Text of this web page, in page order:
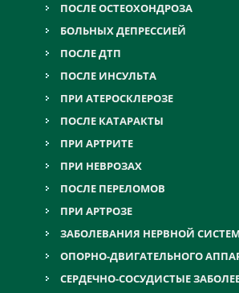
ПОСЛЕ ОСТЕОХОНДРОЗА
БОЛЬНЫХ ДЕПРЕССИЕЙ
ПОСЛЕ ДТП
ПОСЛЕ ИНСУЛЬТА
ПРИ АТЕРОСКЛЕРОЗЕ
ПОСЛЕ КАТАРАКТЫ
ПРИ АРТРИТЕ
ПРИ НЕВРОЗАХ
ПОСЛЕ ПЕРЕЛОМОВ
ПРИ АРТРОЗЕ
ЗАБОЛЕВАНИЯ НЕРВНОЙ
ОПОРНО-ДВИГАТЕЛЬНОГО
СЕРДЕЧНО-СОСУДИСТЫЕ